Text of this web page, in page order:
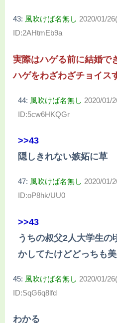
43: 風吹けば名無し 2020/01/
ID:2AHtmEb9a
実際はハゲる前に結婚で
ハゲをわざわざチョイス
44: 風吹けば名無し 2020/01/
ID:5cw6HKQGr
>>43
隠しきれない嫉妬に草
47: 風吹けば名無し 2020/01/
ID:oP8hk/UU0
>>43
うちの叔父2人大学生の
かしてたけどどっちも
45: 風吹けば名無し 2020/01/
ID:SqG6q8lfd
わかる